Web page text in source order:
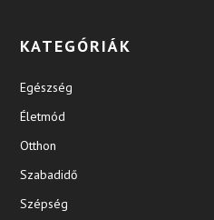
KATEGÓRIÁK
Egészség
Életmód
Otthon
Szabadidő
Szépség